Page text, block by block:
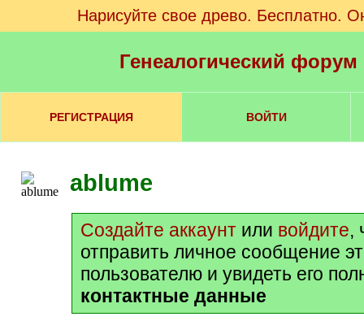
Нарисуйте свое древо. Бесплатно.
Генеалогический
РЕГИСТРАЦИЯ ВОЙТИ
ablume
Создайте аккаунт или войдите,
отправить личное сообщение
пользователю и увидеть его
контактные данные